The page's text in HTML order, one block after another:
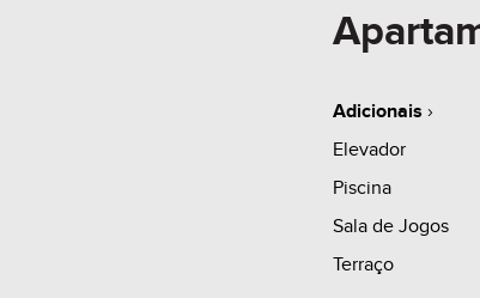
Área total:
Para mais
Valor sujeito a
Adicionais ›
Elevador
Piscina
Sala de Jogos
Terraço